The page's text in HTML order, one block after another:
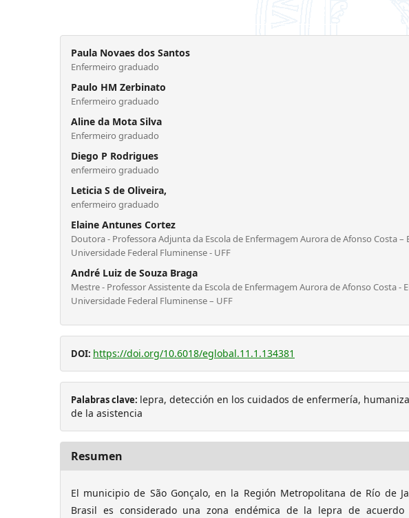
Paula Novaes dos Santos
Enfermeiro graduado
Paulo HM Zerbinato
Enfermeiro graduado
Aline da Mota Silva
Enfermeiro graduado
Diego P Rodrigues
enfermeiro graduado
Leticia S de Oliveira,
enfermeiro graduado
Elaine Antunes Cortez
Doutora - Professora Adjunta da Escola de Enfermagem Aurora de Afonso Costa –
Universidade Federal Fluminense - UFF
André Luiz de Souza Braga
Mestre - Professor Assistente da Escola de Enfermagem Aurora de Afonso Costa -
Universidade Federal Fluminense – UFF
DOI: https://doi.org/10.6018/eglobal.11.1.134381
Palabras clave: lepra, detección en los cuidados de enfermería,
de la asistencia
Resumen
El municipio de São Gonçalo, en la Región Metropolitana de Río de
Brasil es considerado una zona endémica de la lepra de acuerdo